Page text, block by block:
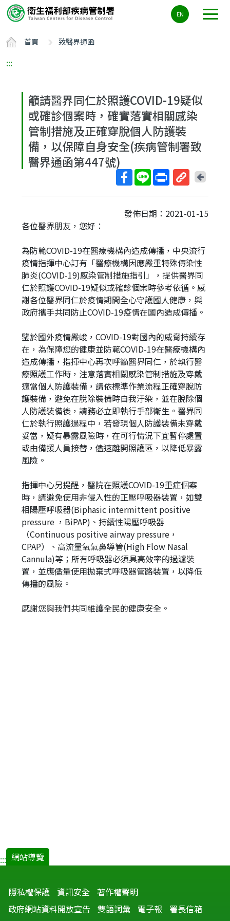
要
容
ALT+C
EN
首頁 致醫界通函
:::
籲請醫界同仁於照護COVID-19疑似
或確診個案時，確實落實相關感染
管制措施及正確穿脫個人防護裝
備，以保障自身安全(疾病管制署致
醫界通函第447號)
短
回
頁
發佈日期：2021-01-15
各位醫界朋友，您好：
為防範COVID-19在醫療機構內造成傳播，中央流行
疫情指揮中心訂有「醫療機構因應嚴重特殊傳染性
肺炎(COVID-19)感染管制措施指引」，提供醫界同
仁於照護COVID-19疑似或確診個案時參考依循。感
謝各位醫界同仁於疫情期間全心守護國人健康，與
政府攜手共同防止COVID-19疫情在國內造成傳播。
鑒於國外疫情嚴峻，COVID-19對國內的威脅持續存
在，為保障您的健康並防範COVID-19在醫療機構內
造成傳播，指揮中心再次呼籲醫界同仁，於執行醫
療照護工作時，注意落實相關感染管制措施及穿戴
適當個人防護裝備，請依標準作業流程正確穿脫防
護裝備，避免在脫除裝備時自我汙染，並在脫除個
人防護裝備後，請務必立即執行手部衛生。醫界同
仁於執行照護過程中，若發現個人防護裝備未穿戴
妥當，疑有暴露風險時，在可行情況下宜暫停處置
或由備援人員接替，儘速離開照護區，以降低暴露
風險。
指揮中心另提醒，醫院在照護COVID-19重症個案
時，請避免使用非侵入性的正壓呼吸器裝置，如雙
相陽壓呼吸器(Biphasic intermittent positive
pressure ，BiPAP)、持續性陽壓呼吸器
（Continuous positive airway pressure，
CPAP）、高流量氧氣鼻導管(High Flow Nasal
Cannula)等；所有呼吸器必須具高效率的過濾裝
置，並應儘量使用拋棄式呼吸器管路裝置，以降低
傳播的風險。
感謝您與我們共同維護全民的健康安全。
::: 網站導覽
隱私權保護 資訊安全 著作權聲明
政府網站資料開放宣告
雙語詞彙 電子報 署長信箱